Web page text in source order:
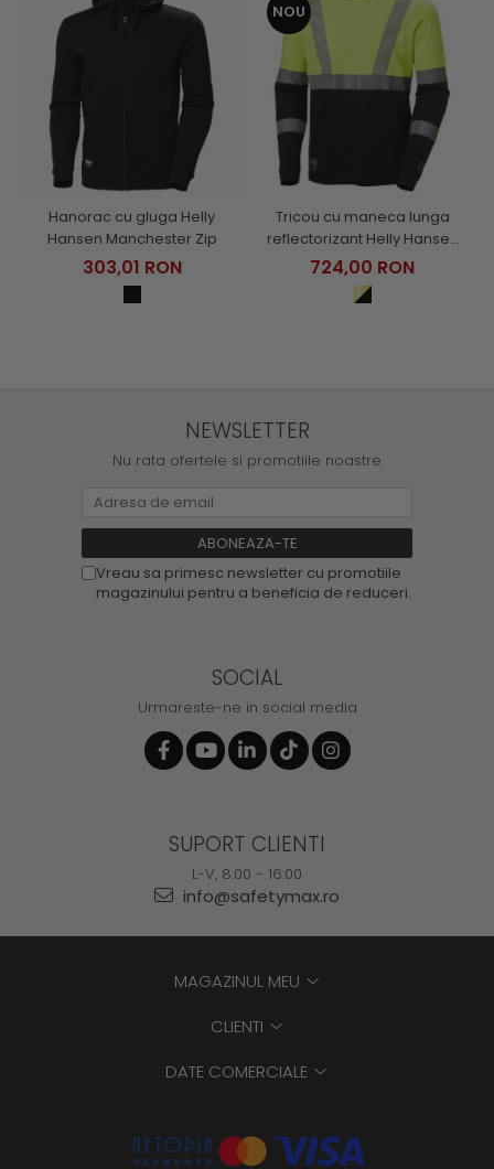
Hanorac cu gluga Helly
Hansen Manchester Zip
303,01 RON
NOU
Tricou cu maneca lunga
reflectorizant Helly Hansen
Fyre Longsleeve CL1
724,00 RON
NEWSLETTER
Nu rata ofertele si promotiile noastre
Vreau sa primesc newsletter cu promotiile
magazinului pentru a beneficia de reduceri.
SOCIAL
Urmareste-ne in social media
SUPORT CLIENTI
L-V, 8:00 - 16:00
info@safetymax.ro
MAGAZINUL MEU
CLIENTI
DATE COMERCIALE